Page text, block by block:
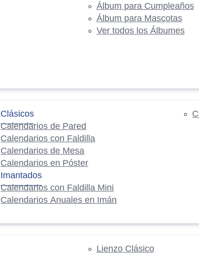
Álbum para Cumpleaños
Álbum para Mascotas
Ver todos los Álbumes
Clásicos
Calendarios de Pared
Calendarios con Faldilla
Calendarios de Mesa
Calendarios en Póster
Imantados
Calendarios con Faldilla Mini
Calendarios Anuales en Imán
Lienzo Clásico